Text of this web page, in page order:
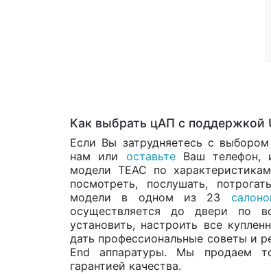
Как выбрать цАП с поддержкой
Если Вы затрудняетесь с
нам или оставьтеВаш телефон,
модели TEAC по
посмотреть, послушать,
модели в одном из 23
осуществляется до двери по
установить, настроить все
дать профессиональные советы и
End аппаратуры. Мы продаем
гарантией качества.